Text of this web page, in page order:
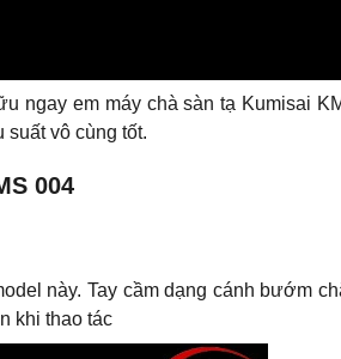
ngay em máy chà sàn tạ Kumisai
vô cùng tốt.
004
này. Tay cầm dạng cánh bướm
khi thao tác